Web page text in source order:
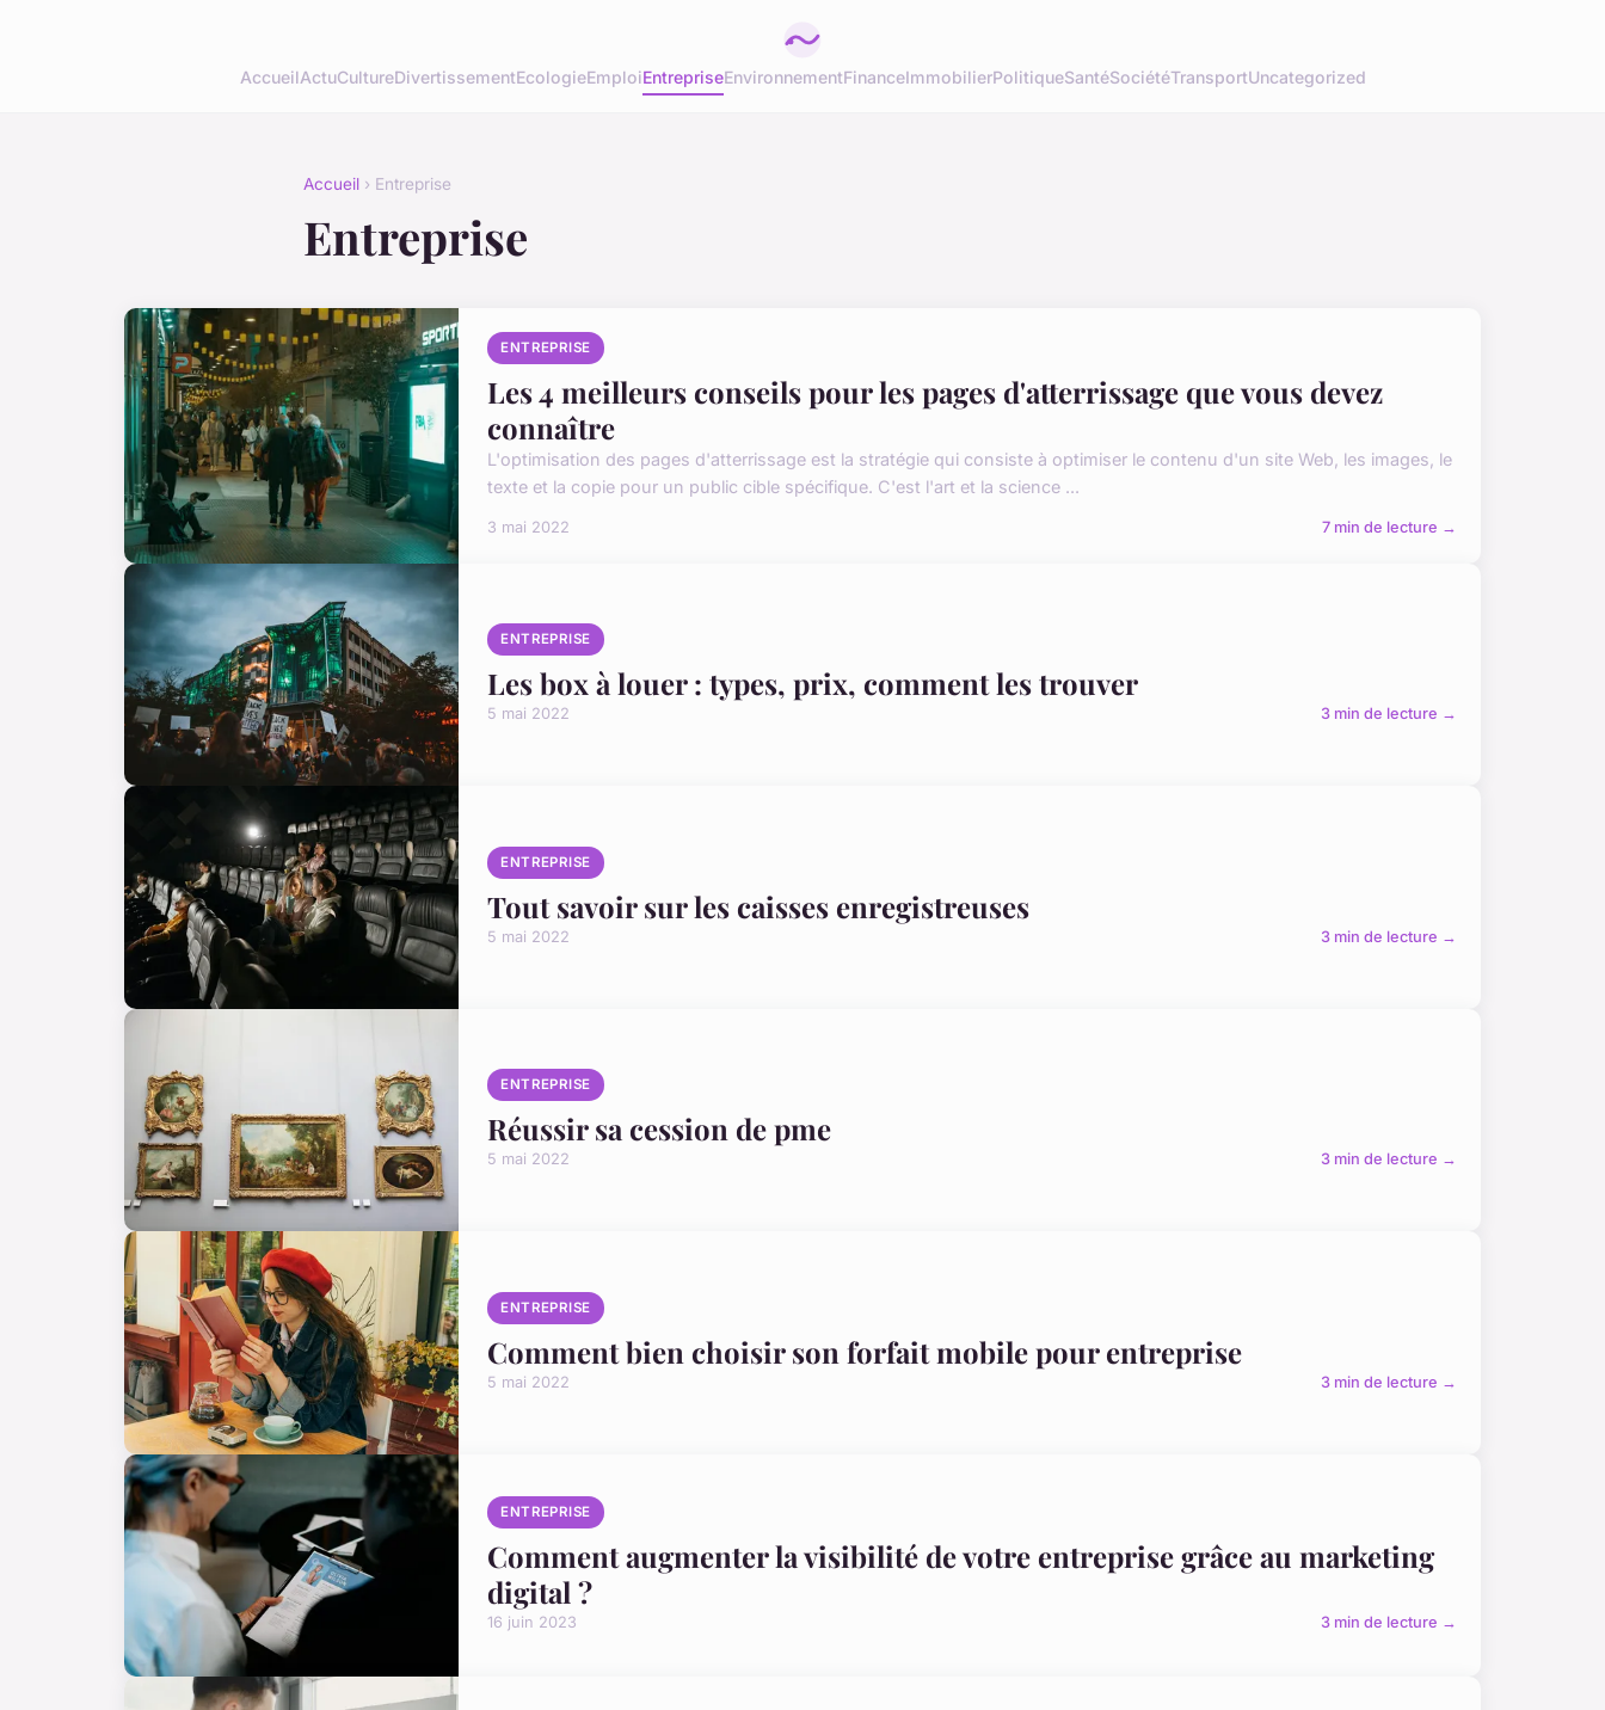
AccueilActuCultureDivertissementEcologieEmploiEntrepriseEnvironnementFinanceImmobilierPolitiqueSantéSociétéTransportUncategorized
Accueil › Entreprise
Entreprise
ENTREPRISE
Les 4 meilleurs conseils pour les pages d'atterrissage que vous devez
connaître
L'optimisation des pages d'atterrissage est la stratégie qui consiste à optimiser le contenu d'un site Web, les images, le
texte et la copie pour un public cible spécifique. C'est l'art et la science ...
3 mai 2022 7 min de lecture →
ENTREPRISE
Les box à louer : types, prix, comment les trouver
5 mai 2022 3 min de lecture →
ENTREPRISE
Tout savoir sur les caisses enregistreuses
5 mai 2022 3 min de lecture →
ENTREPRISE
Réussir sa cession de pme
5 mai 2022 3 min de lecture →
ENTREPRISE
Comment bien choisir son forfait mobile pour entreprise
5 mai 2022 3 min de lecture →
ENTREPRISE
Comment augmenter la visibilité de votre entreprise grâce au marketing
digital ?
16 juin 2023 3 min de lecture →